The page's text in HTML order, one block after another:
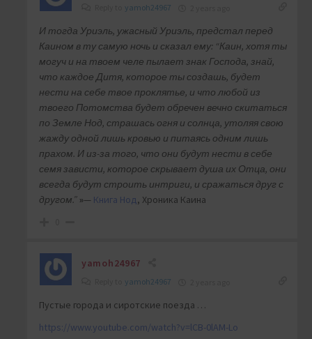
yamoh24967
И тогда Уриэль, ужасный Уриэль, предстал перед
Каином в ту самую ночь и сказал ему: “Каин, хотя ты
могуч и на твоем челе пылает знак Господа, знай,
что каждоеДитя, которое ты создашь, будет
нести на себе твое проклятье, и что любой из
твоего Потомства будет обречен вечно скитаться
по Земле Нод, страшась огня и солнца, утоляя свою
жажду одной лишь кровью и питаясь одним лишь
прахом. И из-за того, что они будут нести в себе
семя зависти, которое скрывает душа их Отца, они
всегда будут строить интриги, и сражаться друг с
другом.” »— Книга Нод, Хроника Каина
yamoh24967
yamoh24967
Пустые города и сиротские поезда …
https://www.youtube.com/watch?v=lCB-0lAM-Lo